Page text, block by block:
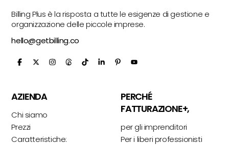
Billing Plus è la risposta a tutte le esigenze di gestione e
organizzazione delle piccole imprese.
hello@getbilling.co
AZIENDA
Chi siamo
Prezzi
Caratteristiche:
PERCHÉ
FATTURAZIONE+,
per gli imprenditori
Per i liberi professionisti